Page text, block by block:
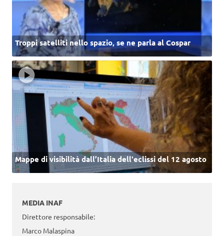
Troppi satelliti nello spazio, se ne parla al Cospar
Mappe di visibilità dall’Italia dell'eclissi del 12 agosto
MEDIA INAF
Direttore responsabile:
Marco Malaspina